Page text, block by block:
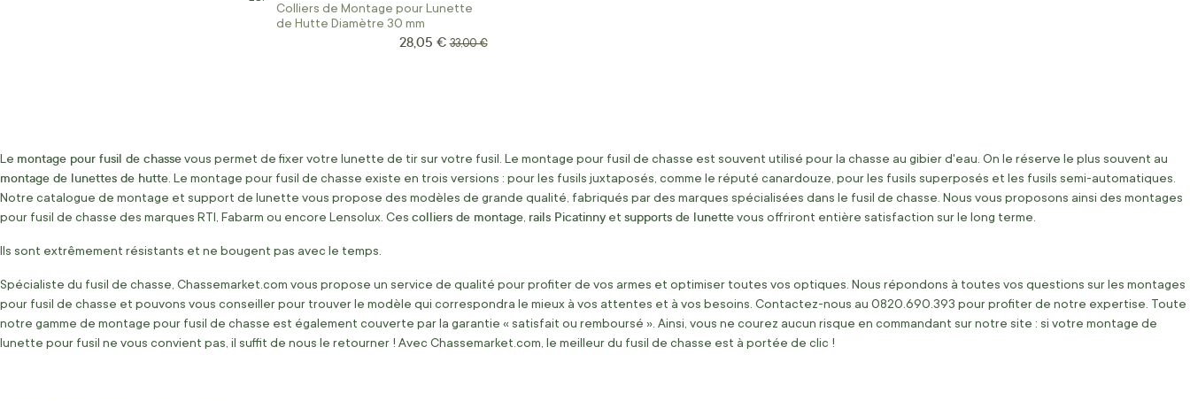
Colliers de Montage pour Lunette
de Hutte Diamètre 30 mm
Prix Spécial
28,05 € Prix normal
33,00 €
Le montage pour fusil de chassevous permet de fixer votre lunette de tir sur votre fusil. Le montage pour fusil de chasse est souvent utilisé pour la chasse au gibier d'eau. On le réserve le plus souvent au
montage de lunettes de hutte . Le montage pour fusil de chasse existe en trois versions : pour les fusils juxtaposés, comme le réputé canardouze, pour les fusils superposés et les fusils semi-automatiques.
Notre catalogue de montage et support de lunette vous propose des modèles de grande qualité, fabriqués par des marques spécialisées dans le fusil de chasse. Nous vous proposons ainsi des montages
pour fusil de chasse des marques RTI, Fabarm ou encore Lensolux. Ces colliers de montage rails Picatinny et supports de lunettevous offriront entière satisfaction sur le long terme.
Ils sont extrêmement résistants et ne bougent pas avec le temps.
Spécialiste du fusil de chasse, Chassemarket.com vous propose un service de qualité pour profiter de vos armes et optimiser toutes vos optiques. Nous répondons à toutes vos questions sur les montages
pour fusil de chasse et pouvons vous conseiller pour trouver le modèle qui correspondra le mieux à vos attentes et à vos besoins. Contactez-nous au 0820.690.393 pour profiter de notre expertise. Toute
notre gamme de montage pour fusil de chasse est également couverte par la garantie « satisfait ou remboursé ». Ainsi, vous ne courez aucun risque en commandant sur notre site : si votre montage de
lunette pour fusil ne vous convient pas, il suffit de nous le retourner ! Avec Chassemarket.com, le meilleur du fusil de chasse est à portée de clic !